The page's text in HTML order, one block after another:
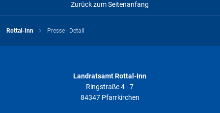
Zurück zum Seitenanfang
Rottal-Inn Presse - Detail
Landratsamt Rottal-Inn
Ringstraße 4 - 7
84347 Pfarrkirchen